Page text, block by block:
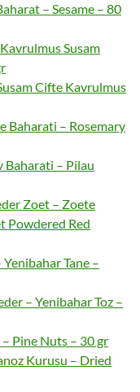
– Sesame – 80
Susam
Cifte Kavrulmus
Baharati – Rosemary
Baharati – Pilau
Zoet – Zoete
Powdered Red
Tane –
– Yenibahar Toz –
Pine Nuts – 30 gr
Kurusu – Dried